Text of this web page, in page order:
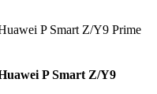
P Smart Z/Y9